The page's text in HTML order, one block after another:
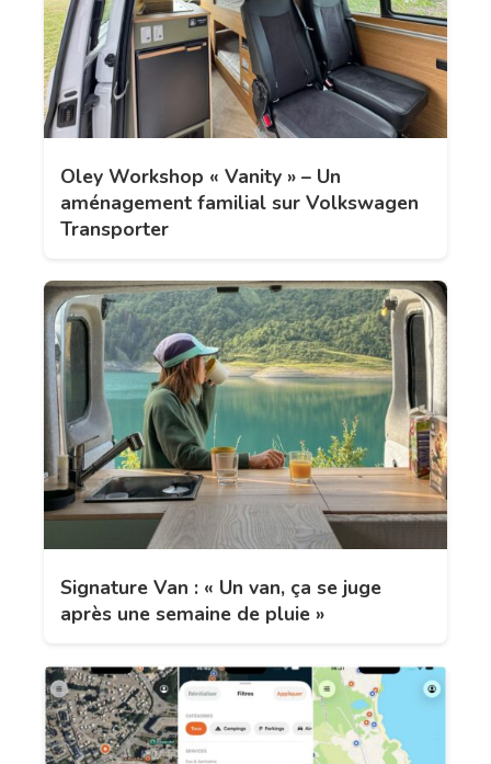
Oley Workshop « Vanity » – Un
aménagement familial sur Volkswagen
Transporter
Signature Van : « Un van, ça se juge
après une semaine de pluie »